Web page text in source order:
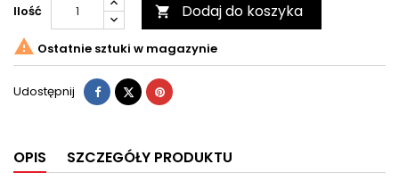
Ilość  Dodaj do koszyka
 Ostatnie sztuki w magazynie
Udostępnij Udostępnij
TweetujPinterest
OPIS SZCZEGÓŁY PRODUKTU